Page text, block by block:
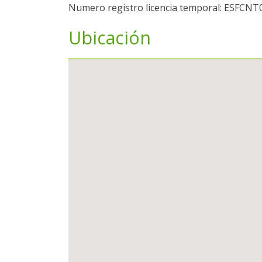
Numero registro licencia temporal:
Ubicación